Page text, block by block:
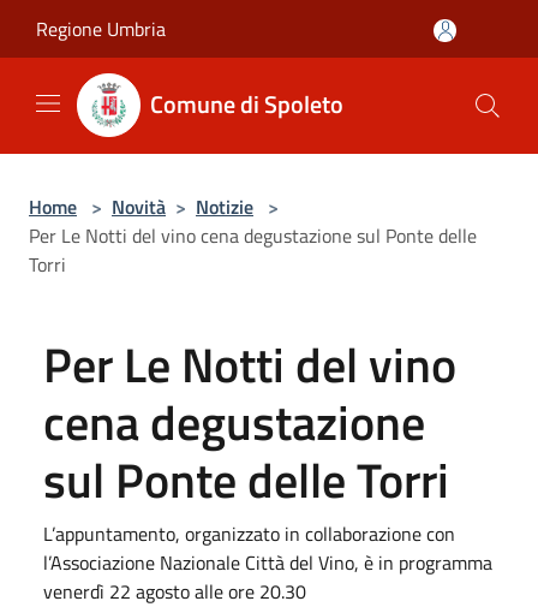
Regione Umbria
Comune di Spoleto
Home > Novità > Notizie >
Per Le Notti del vino cena degustazione sul Ponte delle
Torri
Per Le Notti del vino
cena degustazione
sul Ponte delle Torri
L’appuntamento, organizzato in collaborazione con
l’Associazione Nazionale Città del Vino, è in programma
venerdì 22 agosto alle ore 20.30